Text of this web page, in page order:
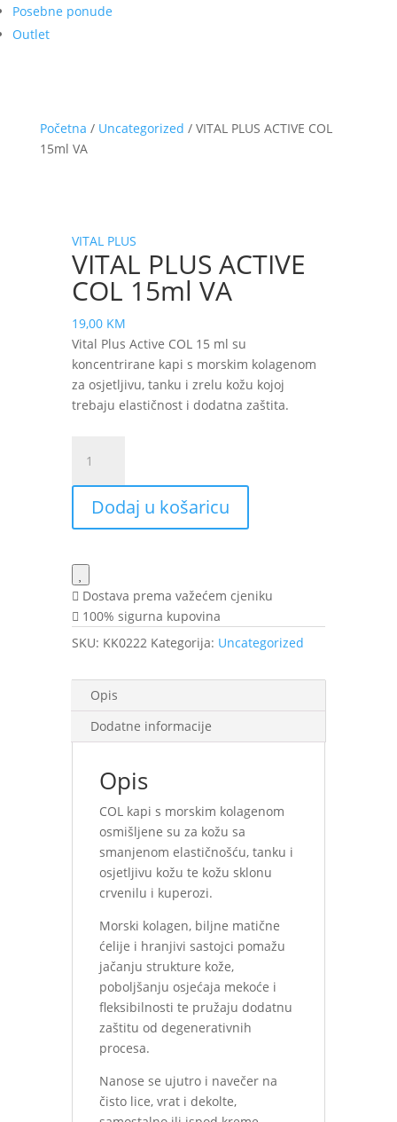
Posebne ponude
Outlet
Početna / Uncategorized / VITAL PLUS ACTIVE COL
15ml VA
VITAL PLUS
VITAL PLUS ACTIVE
COL 15ml VA
19,00 KM
Vital Plus Active COL 15 ml su
koncentrirane kapi s morskim kolagenom
za osjetljivu, tanku i zrelu kožu kojoj
trebaju elastičnost i dodatna zaštita.
PLUS
ACTIVE
COL
15ml
količina
Dodaj u košaricu
Dostava prema važećem cjeniku
100% sigurna kupovina
SKU: KK0222 Kategorija: Uncategorized
Opis
Dodatne informacije
Opis
COL kapi s morskim kolagenom
osmišljene su za kožu sa
smanjenom elastičnošću, tanku i
osjetljivu kožu te kožu sklonu
crvenilu i kuperozi.
Morski kolagen, biljne matične
ćelije i hranjivi sastojci pomažu
jačanju strukture kože,
poboljšanju osjećaja mekoće i
fleksibilnosti te pružaju dodatnu
zaštitu od degenerativnih
procesa.
Nanose se ujutro i navečer na
čisto lice, vrat i dekolte,